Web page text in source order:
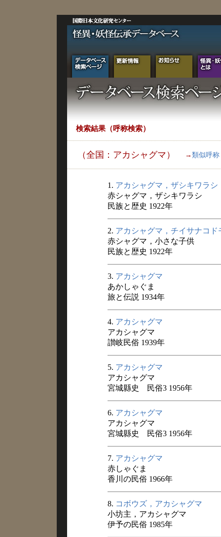
検索結果（呼称検索）
（全国：アカシャグマ） → 類似呼称
1. アカシャグマ，ザシキワラシ
赤シャグマ，ザシキワラシ
民族と歴史 1922年
2. アカシャグマ，チイサナコド
赤シャグマ，小さな子供
民族と歴史 1922年
3. アカシャグマ
あかしゃぐま
旅と伝説 1934年
4. アカシャグマ
アカシャグマ
讃岐民俗 1939年
5. アカシャグマ
アカシャグマ
宮城縣史 民俗3 1956年
6. アカシャグマ
アカシャグマ
宮城縣史 民俗3 1956年
7. アカシャグマ
赤しゃぐま
香川の民俗 1966年
8. コボウズ，アカシャグマ
小坊主，アカシャグマ
伊予の民俗 1985年